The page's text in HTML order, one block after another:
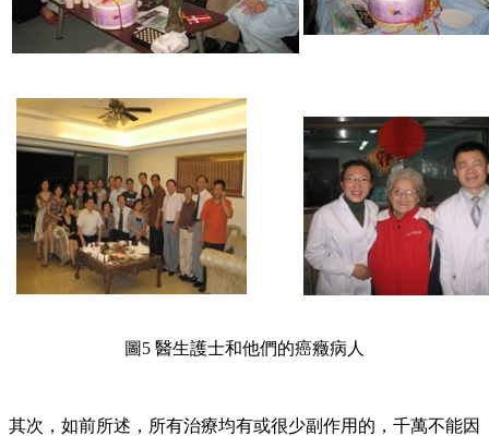
圖5 醫生護士和他們的癌癥病人
其次，如前所述，所有治療均有或很少副作用的，千萬不能因